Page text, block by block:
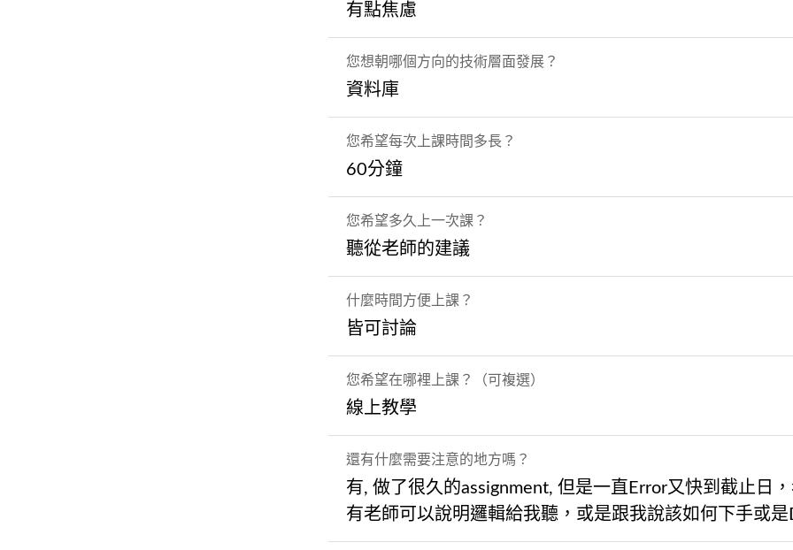
有點焦慮
您想朝哪個方向的技術層面發展？
資料庫
您希望每次上課時間多長？
60分鐘
您希望多久上一次課？
聽從老師的建議
什麼時間方便上課？
皆可討論
您希望在哪裡上課？（可複選）
線上教學
還有什麼需要注意的地方嗎？
有, 做了很久的assignment, 但是一直Error又快到截止日
有老師可以說明邏輯給我聽，或是跟我說該如何下手或是